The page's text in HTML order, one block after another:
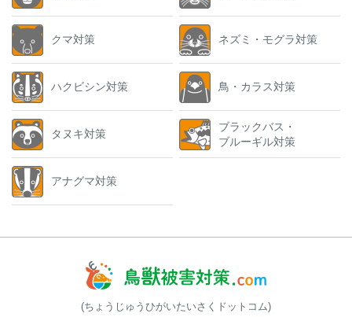
クマ対策
ハクビシン対策
タヌキ対策
アナグマ対策
ネズミ・モグラ対策
鳥・カラス対策
ブラックバス・
ブルーギル対策
(ちょうじゅうひがいたいさくドットコム)